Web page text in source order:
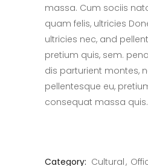
massa. Cum sociis
quam felis, ultricies
ultricies nec, and
pretium quis, sem.
dis parturient montes,
pellentesque eu,
consequat massa quis.
Category: Cultural